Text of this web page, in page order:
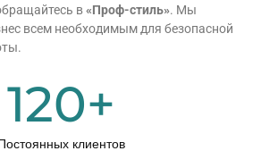
в«Проф-стиль». Мы
всем необходимым для безопасной
клиентов
120+